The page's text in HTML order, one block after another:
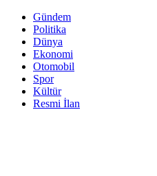
Gündem
Politika
Dünya
Ekonomi
Otomobil
Spor
Kültür
Resmi İlan